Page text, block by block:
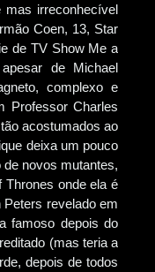
mas irreconhecível
Coen, 13, Star
de TV Show Me a
de Michael
complexo e
Professor Charles
acostumados ao
deixa um pouco
novos mutantes,
onde ela é
revelado em
famoso depois do
(mas teria a
depois de todos